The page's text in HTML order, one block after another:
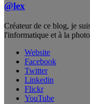
@lex
Créateur de ce blog, je
l'informatique et à la
Website
Facebook
Twitter
Linkedin
Flickr
YouTube